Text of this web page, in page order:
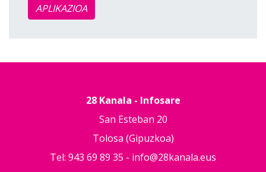
APLIKAZIOA
28 Kanala - Infosare
San Esteban 20
Tolosa (Gipuzkoa)
Tel: 943 69 89 35 - info@28kanala.eus